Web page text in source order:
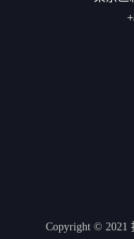
Copyright © 2021